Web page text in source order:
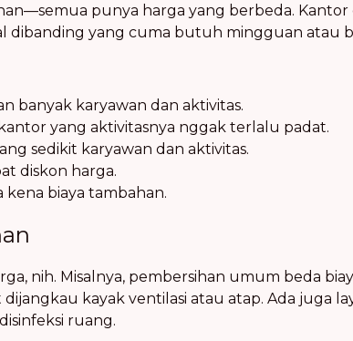
punya harga yang berbeda.
dibanding yang cuma butuh mingguan atau
banyak karyawan dan aktivitas.
yang aktivitasnya nggak terlalu padat.
sedikit karyawan dan aktivitas.
diskon harga.
kena biaya tambahan.
nih. Misalnya, pembersihan umum beda
kayak ventilasi atau atap. Ada juga
ruang.